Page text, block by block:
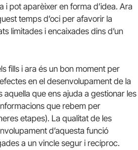
pot aparèixer en forma d’idea. Ara
temps d’oci per afavorir la
limitades i encaixades dins d’un
fills i ara és un bon moment per
en el desenvolupament de la
que ens ajuda a gestionar les
que rebem per
etapes). La qualitat de les
d’aquesta funció
a un vincle segur i recíproc.